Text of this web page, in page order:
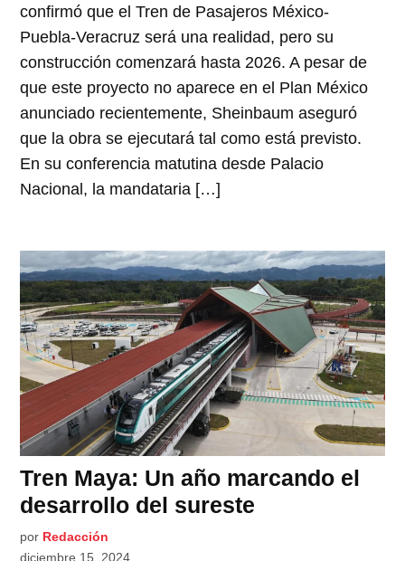
confirmó que el Tren de Pasajeros México-
Puebla-Veracruz será una realidad, pero su
construcción comenzará hasta 2026. A pesar de
que este proyecto no aparece en el Plan México
anunciado recientemente, Sheinbaum aseguró
que la obra se ejecutará tal como está previsto.
En su conferencia matutina desde Palacio
Nacional, la mandataria […]
Tren Maya: Un año marcando el
desarrollo del sureste
por Redacción
diciembre 15, 2024